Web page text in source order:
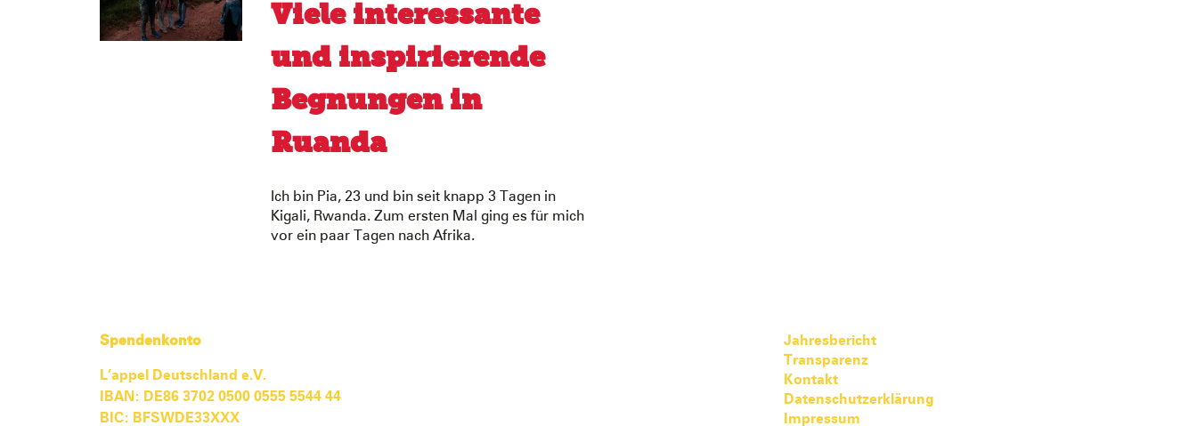
Viele interessante
und inspirierende
Begnungen in
Ruanda
Ich bin Pia, 23 und bin seit knapp 3 Tagen in
Kigali, Rwanda. Zum ersten Mal ging es für mich
vor ein paar Tagen nach Afrika.
Spendenkonto
L’appel Deutschland e.V.
IBAN: DE86 3702 0500 0555 5544 44
BIC: BFSWDE33XXX
Jahresbericht
Transparenz
Kontakt
Datenschutzerklärung
Impressum